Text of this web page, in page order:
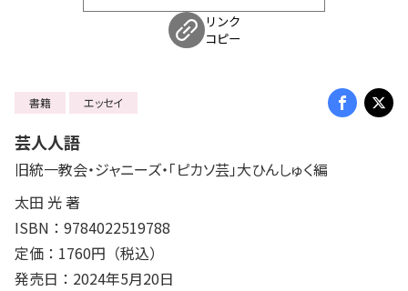
リンク
コピー
書籍 エッセイ
芸人人語
旧統一教会・ジャニーズ・「ピカソ芸」大ひんしゅく編
太田 光 著
ISBN：9784022519788
定価：1760円（税込）
発売日：2024年5月20日